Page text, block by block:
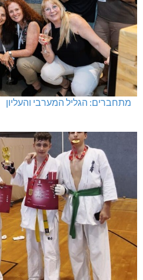
מתחברים: הגליל המערבי והעליון